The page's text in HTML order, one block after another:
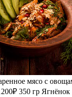
мясо с
350 гр Ягнёнок